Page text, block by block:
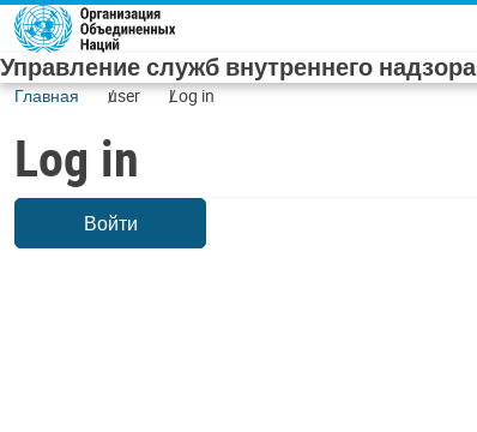
Skip to main content
Управление служб внутреннего надзора
Главная user Log in
Log in
Войти